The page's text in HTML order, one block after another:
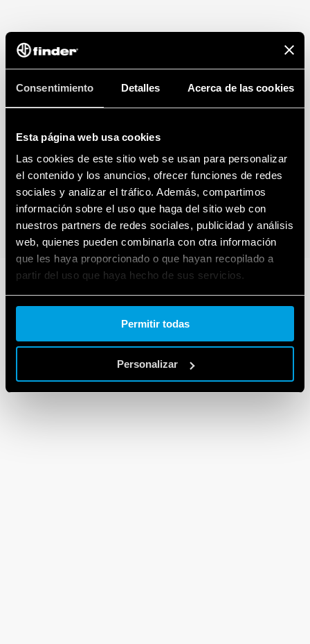
Consentimiento Detalles Acerca de las cookies
Esta página web usa cookies
Las cookies de este sitio web se usan para personalizar
el contenido y los anuncios, ofrecer funciones de redes
sociales y analizar el tráfico. Además, compartimos
información sobre el uso que haga del sitio web con
nuestros partners de redes sociales, publicidad y análisis
web, quienes pueden combinarla con otra información
que les haya proporcionado o que hayan recopilado a
partir del uso que haya hecho de sus servicios.
Cookie policy.
Permitir todas
Personalizar